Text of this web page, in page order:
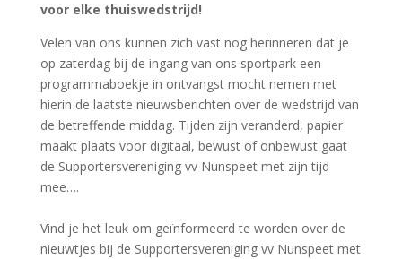
voor elke thuiswedstrijd!
Velen van ons kunnen zich vast nog herinneren dat je
op zaterdag bij de ingang van ons sportpark een
programmaboekje in ontvangst mocht nemen met
hierin de laatste nieuwsberichten over de wedstrijd van
de betreffende middag. Tijden zijn veranderd, papier
maakt plaats voor digitaal, bewust of onbewust gaat
de Supportersvereniging vv Nunspeet met zijn tijd
mee….
Vind je het leuk om geïnformeerd te worden over de
nieuwtjes bij de Supportersvereniging vv Nunspeet met